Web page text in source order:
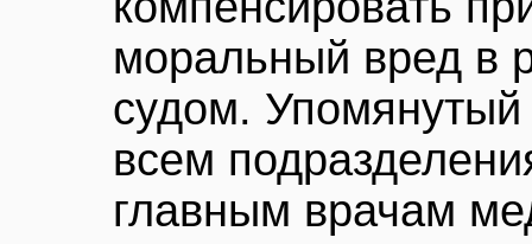
моральный вред в
судом.
всем
главным врачам